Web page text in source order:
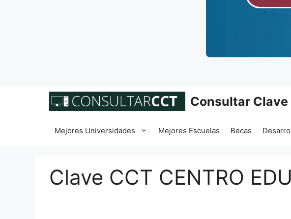
Consultar Clave
Mejores Universidades Mejores Escuelas Becas
Clave CCT CENTRO